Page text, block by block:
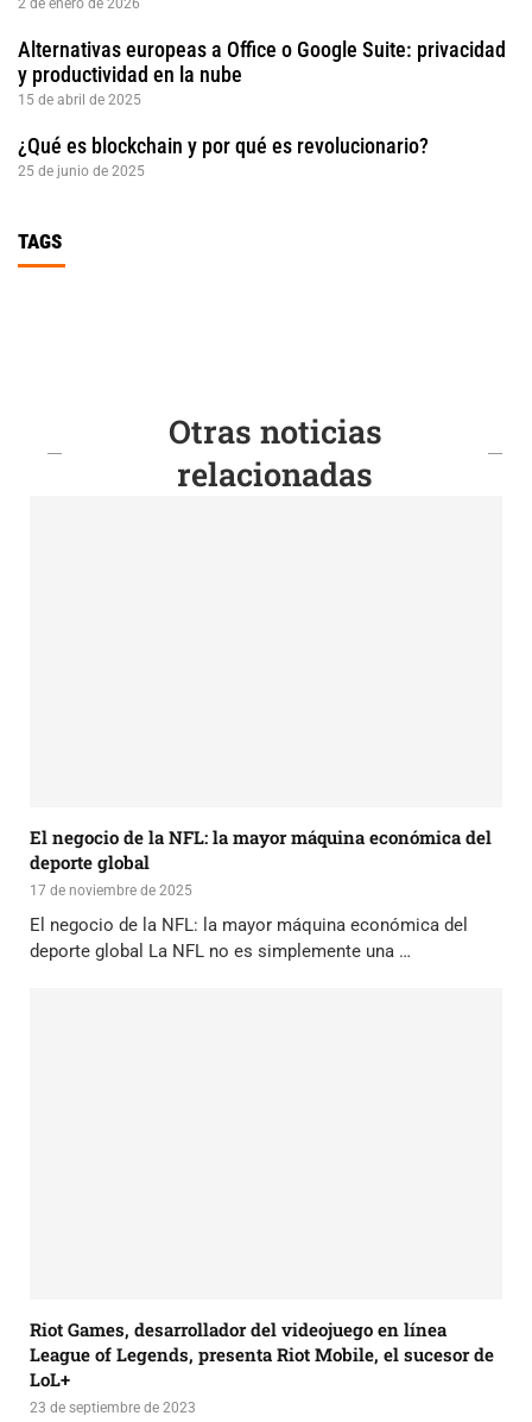
2 de enero de 2026
Alternativas europeas a Office o Google Suite: privacidad
y productividad en la nube
15 de abril de 2025
¿Qué es blockchain y por qué es revolucionario?
25 de junio de 2025
TAGS
Otras noticias
relacionadas
El negocio de la NFL: la mayor máquina económica del
deporte global
17 de noviembre de 2025
El negocio de la NFL: la mayor máquina económica del
deporte global La NFL no es simplemente una …
Riot Games, desarrollador del videojuego en línea
League of Legends, presenta Riot Mobile, el sucesor de
LoL+
23 de septiembre de 2023